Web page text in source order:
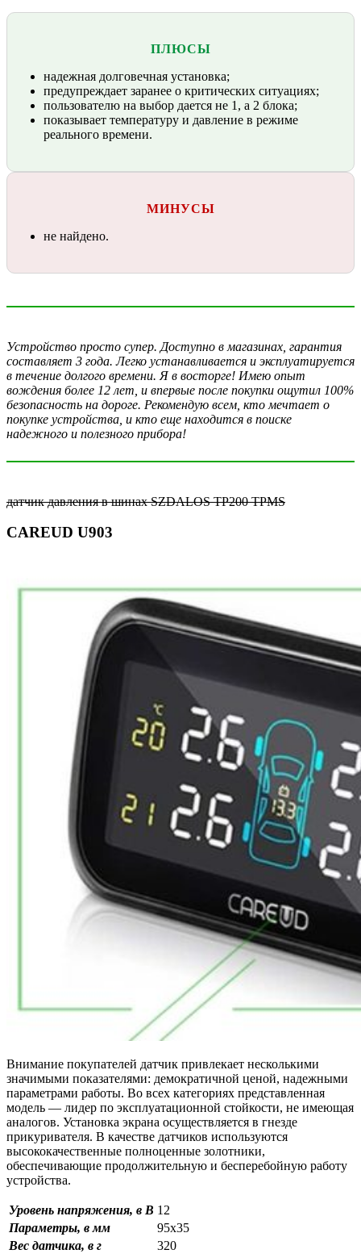
ПЛЮСЫ
надежная долговечная установка;
предупреждает заранее о критических ситуациях;
пользователю на выбор дается не 1, а 2 блока;
показывает температуру и давление в режиме
реального времени.
МИНУСЫ
не найдено.
Устройство просто супер. Доступно в магазинах, гарантия
составляет 3 года. Легко устанавливается и эксплуатируется
в течение долгого времени. Я в восторге! Имею опыт
вождения более 12 лет, и впервые после покупки ощутил 100%
безопасность на дороге. Рекомендую всем, кто мечтает о
покупке устройства, и кто еще находится в поиске
надежного и полезного прибора!
датчик давления в шинах SZDALOS TP200 TPMS
CAREUD U903
Внимание покупателей датчик привлекает несколькими
значимыми показателями: демократичной ценой, надежными
параметрами работы. Во всех категориях представленная
модель — лидер по эксплуатационной стойкости, не имеющая
аналогов. Установка экрана осуществляется в гнезде
прикуривателя. В качестве датчиков используются
высококачественные полноценные золотники,
обеспечивающие продолжительную и бесперебойную работу
устройства.
Уровень напряжения, в В 12
Параметры, в мм
95х35
Вес датчика, в г
320